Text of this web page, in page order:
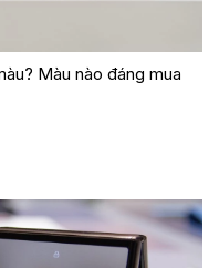
Màu nào đáng mua